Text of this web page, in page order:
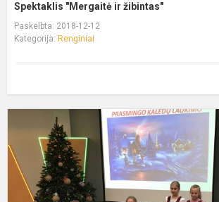
Spektaklis "Mergaitė ir žibintas"
Paskelbta: 2018-12-12
Kategorija: Renginiai